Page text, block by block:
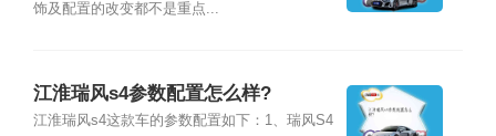
饰及配置的改变都不是重点...
江淮瑞风s4参数配置怎么样?
江淮瑞风s4这款车的参数配置如下：1、瑞风S4